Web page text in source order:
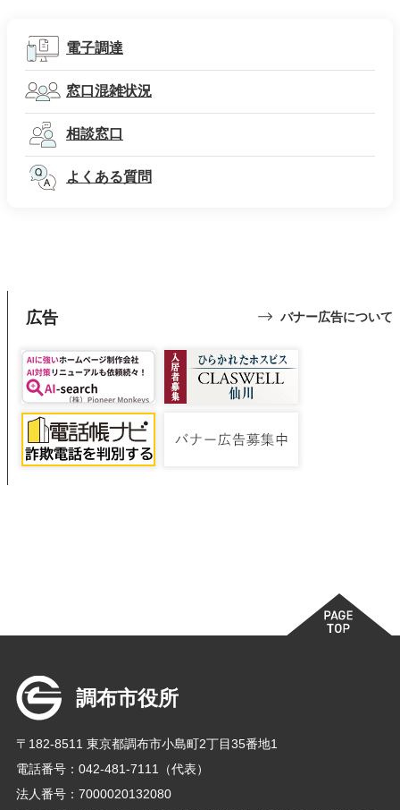
電子調達
窓口混雑状況
相談窓口
よくある質問
広告 バナー広告について
調布市役所
〒182-8511 東京都調布市小島町2丁目35番地1
電話番号：042-481-7111（代表）
法人番号：7000020132080